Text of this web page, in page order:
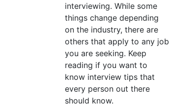
interviewing. While some
things change depending
on the industry, there are
others that apply to any job
you are seeking. Keep
reading if you want to
know interview tips that
every person out there
should know.